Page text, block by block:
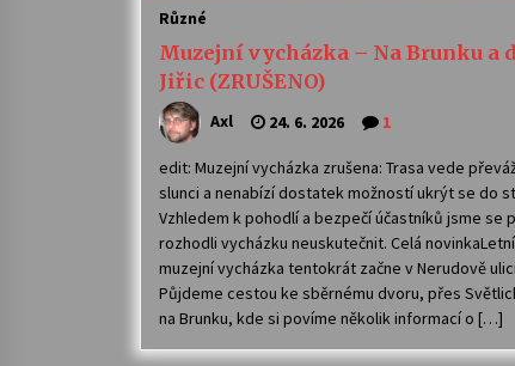
Různé
Muzejní vycházka – Na Brunku a
Jiřic (ZRUŠENO)
Axl 24. 6. 2026 1
edit: Muzejní vycházka zrušena: Trasa vede
slunci a nenabízí dostatek možností ukrýt se do
Vzhledem k pohodlí a bezpečí účastníků jsme se
rozhodli vycházku neuskutečnit. Celá novinkaLetní
muzejní vycházka tentokrát začne v Nerudově
Půjdeme cestou ke sběrnému dvoru, přes
na Brunku, kde si povíme několik informací o […]